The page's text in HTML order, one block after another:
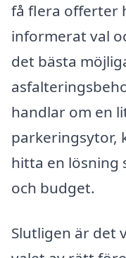
få flera offerter
informerat val
det bästa
handlar om en
parkeringsytor,
hitta en lösning
och budget.
Slutligen är det